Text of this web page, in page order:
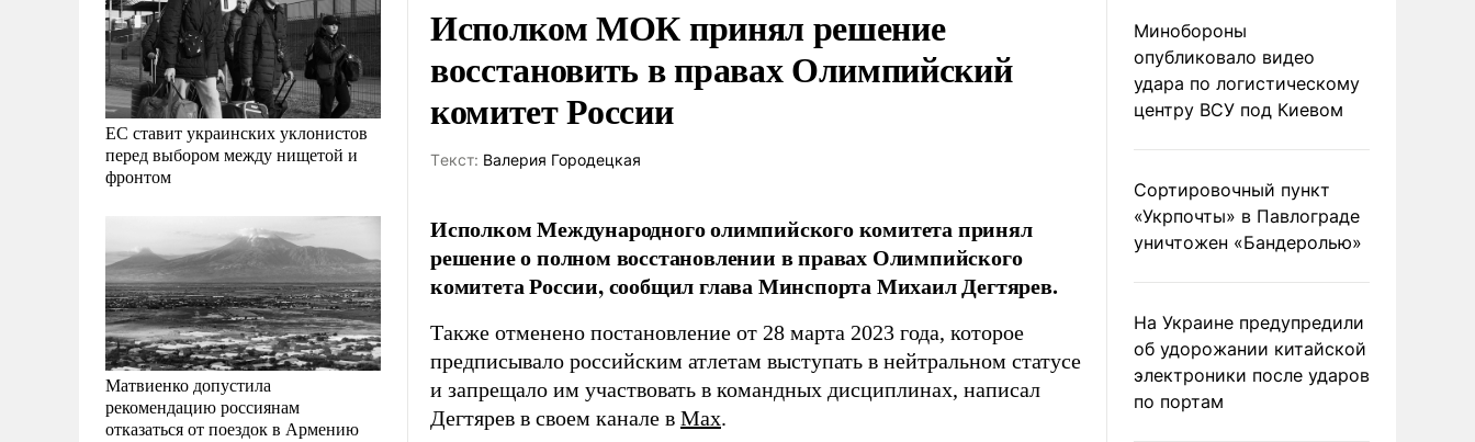
ЕС ставит украинских уклонистов
перед выбором между нищетой и
фронтом
Матвиенко допустила
рекомендацию россиянам
отказаться от поездок в Армению
Исполком МОК принял решение
восстановить в правах Олимпийский
комитет России
Tекст: Валерия Городецкая
Исполком Международного олимпийского комитета принял
решение о полном восстановлении в правах Олимпийского
комитета России, сообщил глава Минспорта Михаил Дегтярев.
Также отменено постановление от 28 марта 2023 года, которое
предписывало российским атлетам выступать в нейтральном статусе
и запрещало им участвовать в командных дисциплинах, написал
Дегтярев в своем канале в Max.
Минобороны
опубликовало видео
удара по логистическому
центру ВСУ под Киевом
Сортировочный пункт
«Укрпочты» в Павлограде
уничтожен «Бандеролью»
На Украине предупредили
об удорожании китайской
электроники после ударов
по портам